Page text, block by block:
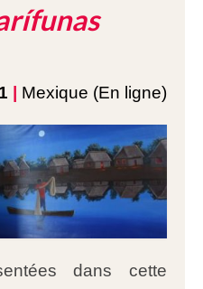
Mexique (En ligne)
dans cette